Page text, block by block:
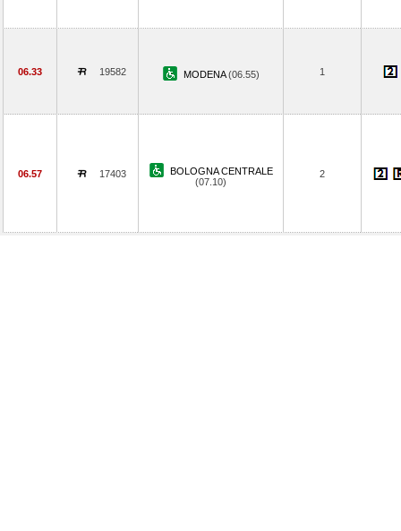
06.33 19582 MODENA(06.55) 1
06.57 17403
BOLOGNA CENTRALE
(07.10)
2